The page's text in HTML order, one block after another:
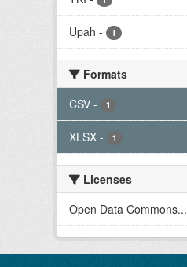
Upah - 1
Formats
CSV - 1
XLSX - 1
Licenses
Open Data Commons...